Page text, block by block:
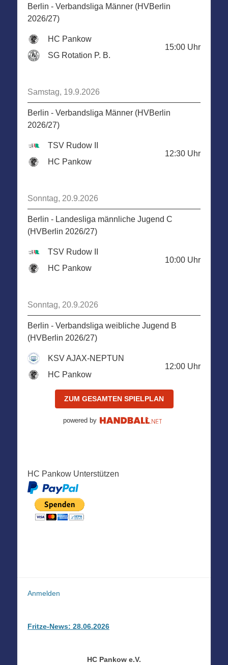
Berlin - Verbandsliga Männer (HVBerlin
2026/27)
HC Pankow
SG Rotation P. B.
15:00 Uhr
Samstag, 19.9.2026
Berlin - Verbandsliga Männer (HVBerlin
2026/27)
TSV Rudow II
HC Pankow
12:30 Uhr
Sonntag, 20.9.2026
Berlin - Landesliga männliche Jugend C
(HVBerlin 2026/27)
TSV Rudow II
HC Pankow
10:00 Uhr
Sonntag, 20.9.2026
Berlin - Verbandsliga weibliche Jugend B
(HVBerlin 2026/27)
KSV AJAX-NEPTUN
HC Pankow
12:00 Uhr
ZUM GESAMTEN SPIELPLAN
powered by
HC Pankow Unterstützen
Anmelden
Fritze-News: 28.06.2026
HC Pankow e.V.